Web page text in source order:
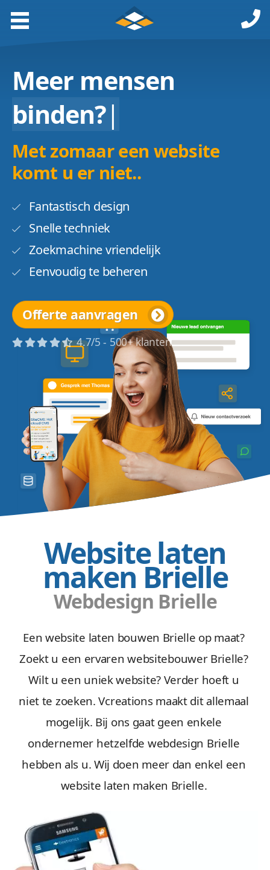
Website laten
maken Brielle
Webdesign Brielle
Een website laten bouwen Brielle op maat?
Zoekt u een ervaren websitebouwer Brielle?
Wilt u een uniek website? Verder hoeft u
niet te zoeken. Vcreations maakt dit allemaal
mogelijk. Bij ons gaat geen enkele
ondernemer hetzelfde webdesign Brielle
hebben als u. Wij doen meer dan enkel een
website laten maken Brielle.
Meer mensen
binden?|
Met zomaar een website
komt u er niet..
Fantastisch design
Snelle techniek
Zoekmachine vriendelijk
Eenvoudig te beheren
Offerte aanvragen
4.7/5 - 500+ klanten